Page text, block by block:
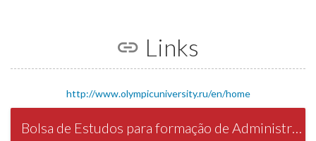
Links
http://www.olympicuniversity.ru/en/home
Bolsa de Estudos para formação de Administração Desportiva